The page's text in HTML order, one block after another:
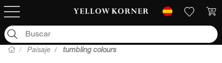
Paisaje tumbling colours